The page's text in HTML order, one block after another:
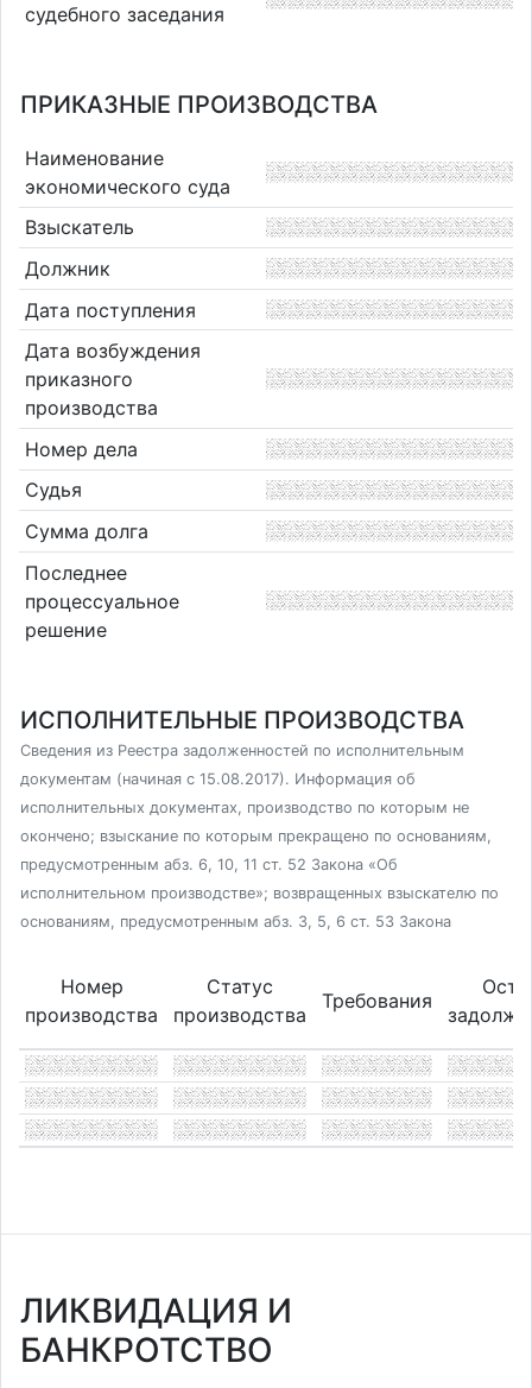
судебного заседания
ПРИКАЗНЫЕ ПРОИЗВОДСТВА
Наименование
экономического суда
Взыскатель
Должник
Дата поступления
Дата возбуждения
приказного
производства
Номер дела
Судья
Сумма долга
Последнее
процессуальное
решение
ИСПОЛНИТЕЛЬНЫЕ ПРОИЗВОДСТВА
Сведения из Реестра задолженностей по исполнительным
документам (начиная с 15.08.2017). Информация об
исполнительных документах, производство по которым не
окончено; взыскание по которым прекращено по основаниям,
предусмотренным абз. 6, 10, 11 ст. 52 Закона «Об
исполнительном производстве»; возвращенных взыскателю по
основаниям, предусмотренным абз. 3, 5, 6 ст. 53 Закона
Номер
производства
Статус
производства
Требования
ЛИКВИДАЦИЯ И
БАНКРОТСТВО